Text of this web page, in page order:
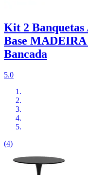
Kit 2
Base
Bancada
5.0
(4)